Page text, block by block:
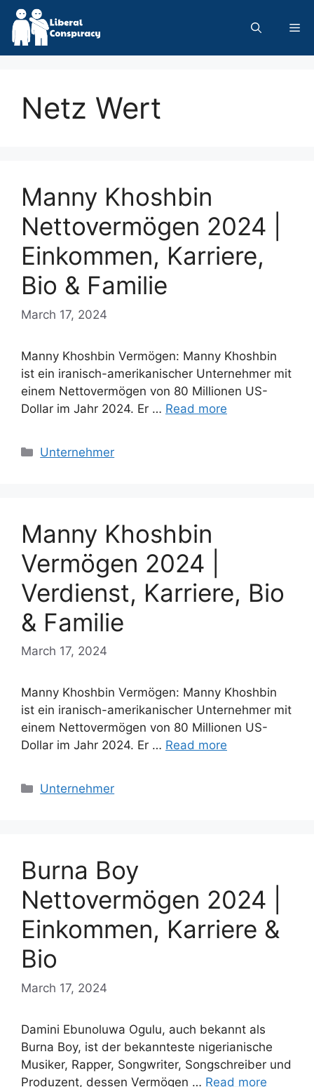
Skip
content
Netz Wert
Manny Khoshbin
Nettovermögen 2024 |
Einkommen, Karriere,
Bio & Familie
March 17, 2024
Manny Khoshbin Vermögen: Manny Khoshbin
ist ein iranisch-amerikanischer Unternehmer mit
einem Nettovermögen von 80 Millionen US-
Dollar im Jahr 2024. Er … Read more
Categories
Unternehmer
Manny Khoshbin
Vermögen 2024 |
Verdienst, Karriere, Bio
& Familie
March 17, 2024
Manny Khoshbin Vermögen: Manny Khoshbin
ist ein iranisch-amerikanischer Unternehmer mit
einem Nettovermögen von 80 Millionen US-
Dollar im Jahr 2024. Er … Read more
Categories
Unternehmer
Burna Boy
Nettovermögen 2024 |
Einkommen, Karriere &
Bio
March 17, 2024
Damini Ebunoluwa Ogulu, auch bekannt als
Burna Boy, ist der bekannteste nigerianische
Musiker, Rapper, Songwriter, Songschreiber und
Produzent, dessen Vermögen … Read more